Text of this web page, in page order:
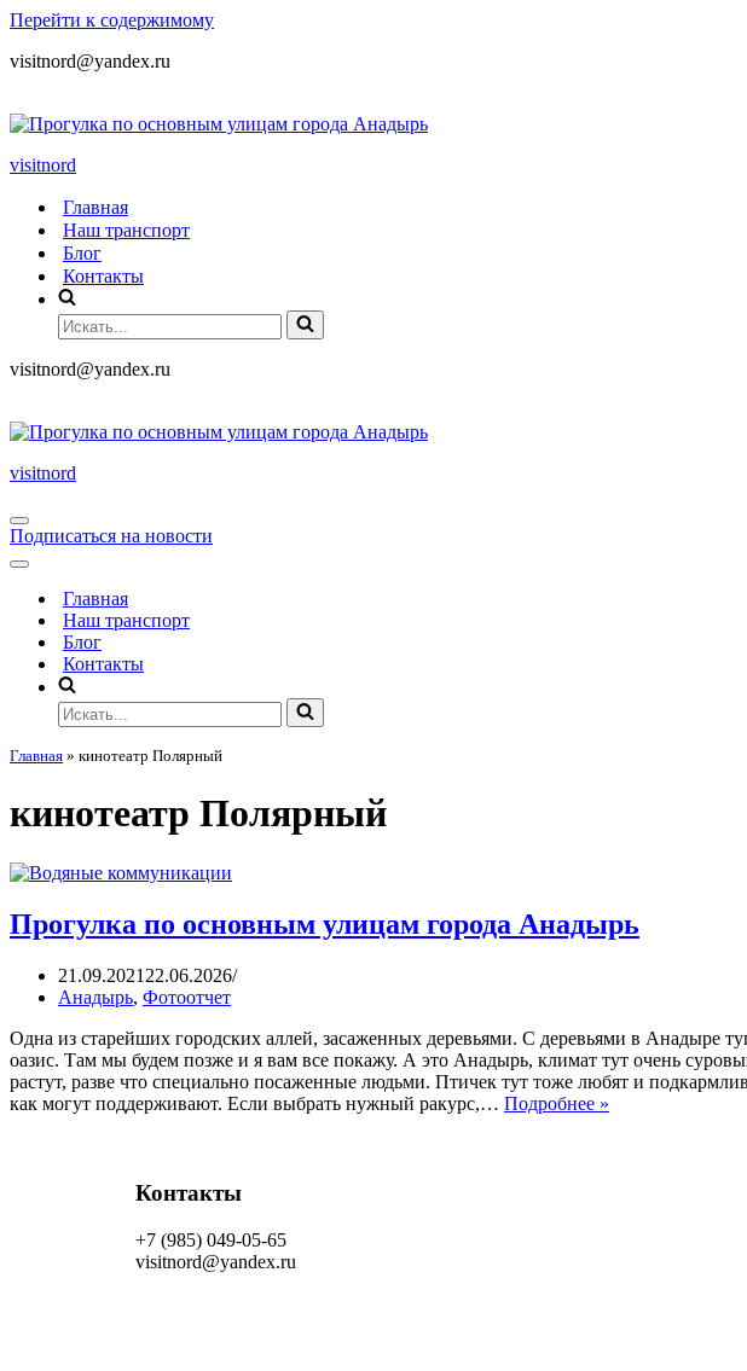
Перейти к содержимому
visitnord@yandex.ru
visitnord
Главная
Наш транспорт
Блог
Контакты
visitnord@yandex.ru
visitnord
Подписаться на новости
Главная
Наш транспорт
Блог
Контакты
Главная » кинотеатр Полярный
кинотеатр Полярный
Прогулка по основным улицам города Анадырь
21.09.2021 22.06.2026
Анадырь, Фотоотчет
Одна из старейших городских аллей, засаженных деревьями. С деревьями в Анадыре
оазис. Там мы будем позже и я вам все покажу. А это Анадырь, климат тут очень
растут, разве что специально посаженные людьми. Птичек тут тоже любят и
как могут поддерживают. Если выбрать нужный ракурс,… Подробнее »
Контакты
+7 (985) 049-05-65
visitnord@yandex.ru